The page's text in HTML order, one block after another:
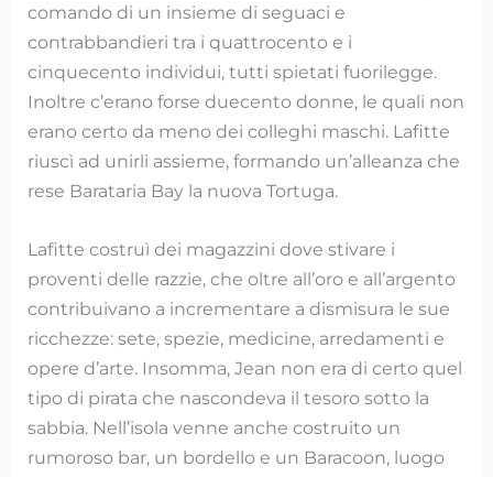
comando di un insieme di seguaci e
contrabbandieri tra i quattrocento e i
cinquecento individui, tutti spietati fuorilegge.
Inoltre c’erano forse duecento donne, le quali non
erano certo da meno dei colleghi maschi. Lafitte
riuscì ad unirli assieme, formando un’alleanza che
rese Barataria Bay la nuova Tortuga.
Lafitte costruì dei magazzini dove stivare i
proventi delle razzie, che oltre all’oro e all’argento
contribuivano a incrementare a dismisura le sue
ricchezze: sete, spezie, medicine, arredamenti e
opere d’arte. Insomma, Jean non era di certo quel
tipo di pirata che nascondeva il tesoro sotto la
sabbia. Nell’isola venne anche costruito un
rumoroso bar, un bordello e un Baracoon, luogo